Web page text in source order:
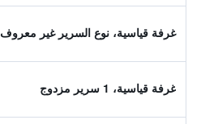
غرفة قياسية، نوع السرير غير معروف
غرفة قياسية، 1 سرير مزدوج